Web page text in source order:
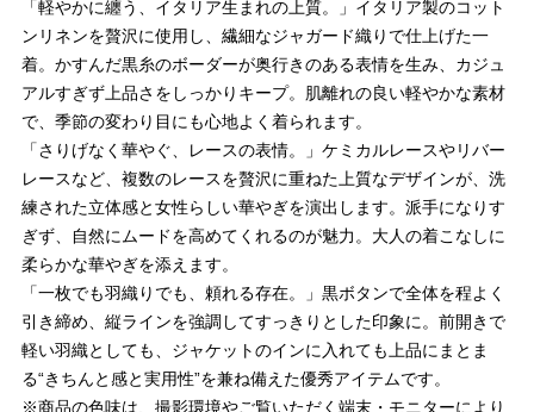
「軽やかに纏う、イタリア生まれの上質。」イタリア製のコット
ンリネンを贅沢に使用し、繊細なジャガード織りで仕上げた一
着。かすんだ黒糸のボーダーが奥行きのある表情を生み、カジュ
アルすぎず上品さをしっかりキープ。肌離れの良い軽やかな素材
で、季節の変わり目にも心地よく着られます。
「さりげなく華やぐ、レースの表情。」ケミカルレースやリバー
レースなど、複数のレースを贅沢に重ねた上質なデザインが、洗
練された立体感と女性らしい華やぎを演出します。派手になりす
ぎず、自然にムードを高めてくれるのが魅力。大人の着こなしに
柔らかな華やぎを添えます。
「一枚でも羽織りでも、頼れる存在。」黒ボタンで全体を程よく
引き締め、縦ラインを強調してすっきりとした印象に。前開きで
軽い羽織としても、ジャケットのインに入れても上品にまとま
る“きちんと感と実用性”を兼ね備えた優秀アイテムです。
※商品の色味は、撮影環境やご覧いただく端末・モニターにより